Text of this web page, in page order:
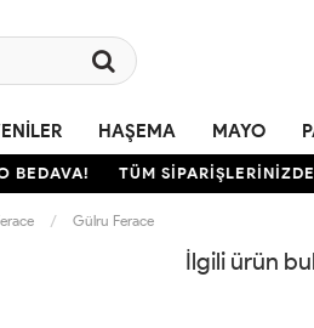
HAŞEMA MAYO
TÜM SİPARİŞLERİNİZDE
Gülru Ferace
İlgili ürün